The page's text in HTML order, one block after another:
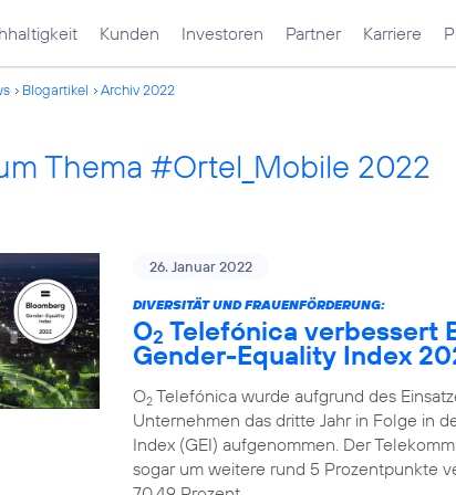
Kunden Investoren Partner Karriere
Blogartikel Archiv 2022
Thema #Ortel_Mobile 2022
26. Januar 2022
DIVERSITÄT UND FRAUENFÖRDERUNG:
O2 Telefónica verbessert
Gender-Equality Index
O2 Telefónica wurde aufgrund des
Unternehmen das dritte Jahr in Folge in
Index (GEI) aufgenommen. Der
sogar um weitere rund 5 Prozentpunkte